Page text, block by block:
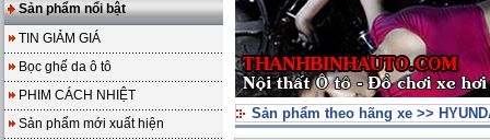
Sản phẩm nổi bật
TIN GIẢM GIÁ
Bọc ghế da ô tô
PHIM CÁCH NHIỆT
Sản phẩm mới xuất hiện
Sản phẩm theo hãng xe >>